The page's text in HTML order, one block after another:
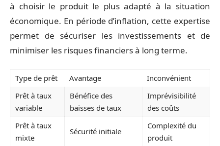
à choisir le produit le plus adapté à la situation
économique. En période d’inflation, cette expertise
permet de sécuriser les investissements et de
minimiser les risques financiers à long terme.
Type de prêt Avantage
Inconvénient
Prêt à taux
variable
Bénéfice des
baisses de taux
Imprévisibilité
des coûts
Prêt à taux
mixte
Sécurité initiale
Complexité du
produit